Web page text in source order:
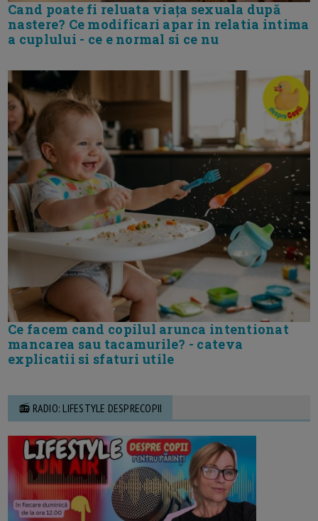
Cand poate fi reluata viața sexuala după
nastere? Ce modificari apar in relatia intima
a cuplului - ce e normal si ce nu
Ce facem cand copilul arunca intentionat
mancarea sau tacamurile? - cateva
explicatii si sfaturi utile
📻 RADIO: LIFESTYLE DESPRECOPII